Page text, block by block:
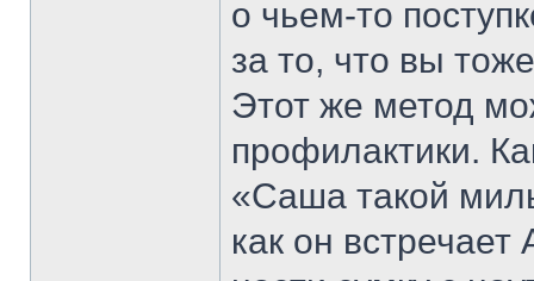
о чьем-то
за то, что вы
Этот же метод
профилактики.
«Саша такой
как он